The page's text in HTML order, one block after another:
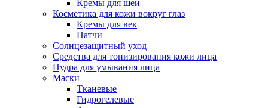
Кремы для шеи
Косметика для кожи вокруг глаз
Кремы для век
Патчи
Солнцезащитный уход
Средства для тонизирования кожи лица
Пудра для умывания лица
Маски
Тканевые
Гидрогелевые